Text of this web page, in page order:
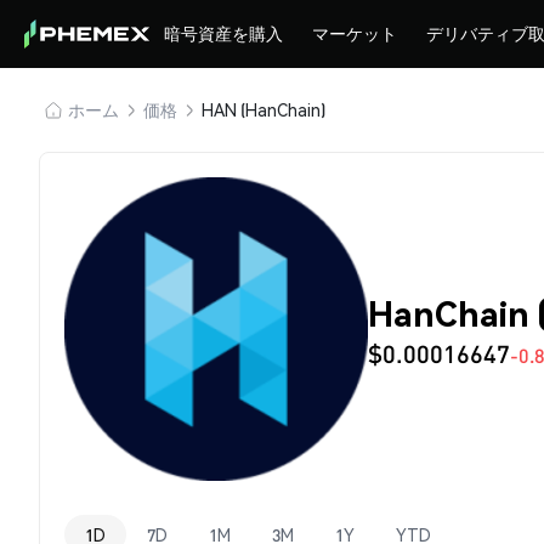
暗号資産を購入 マーケット デリバティブ
ホーム 価格 HAN (HanChain)
HanChain
$0.00016647-
1D 7D 1M 3M 1Y YTD